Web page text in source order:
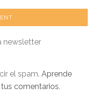
newsletter
el spam. Aprende
comentarios.